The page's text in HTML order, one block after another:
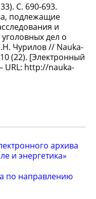
С. 690-693.
подлежащие
и
дел о
Чурилов // Nauka-
(22). [Электронный
URL: http://nauka-
архива
и энергетика»
по направлению